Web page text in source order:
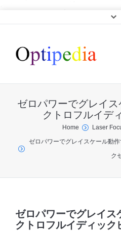
ゼロパワーでグレイ
クトロフルイデ
You are here:Home
Laser
ゼロパワーでグレイスケール動
ク
ゼロパワーでグレイス
クトロフルイディック